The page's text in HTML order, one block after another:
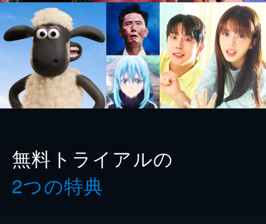
無料トライアルの
2つの特典